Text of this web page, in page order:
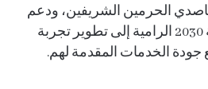
قاصدي الحرمين الشريفين، ودعم
الرامية إلى تطوير تجربة
جودة الخدمات المقدمة لهم.